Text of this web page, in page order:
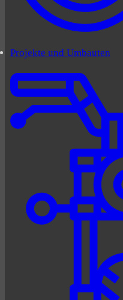
Projekte und Umbauten